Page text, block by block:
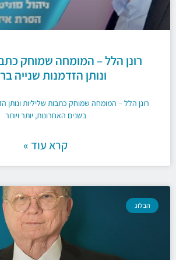
רונן הלל – המומחה שמוחק
ונותן הזדמנות שנייה
רונן הלל – המומחה שמוחק כתבות שליליות ונותן
בשנים האחרונות, יותר ויותר
קרא עוד »
הבלוג